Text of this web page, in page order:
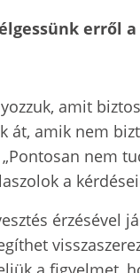
erről
amit
amik nem
nem
a
érzésével